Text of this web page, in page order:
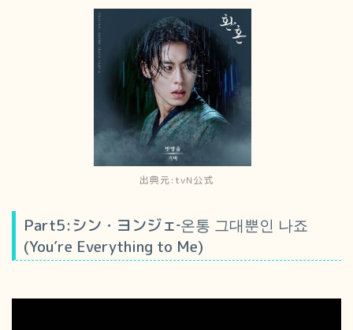
出典元:tvN公式
Part5:シン・ヨンジェ‐온통 그대뿐인 나죠
(You′re Everything to Me)